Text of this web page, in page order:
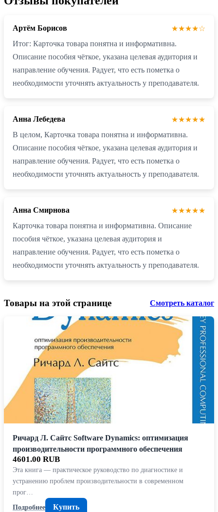
Артём Борисов
★★★★☆
Итог: Карточка товара понятна и информативна.
Описание пособия чёткое, указана целевая аудитория и
направление обучения. Радует, что есть пометка о
необходимости уточнять актуальность у преподавателя.
Анна Лебедева
★★★★★
В целом, Карточка товара понятна и информативна.
Описание пособия чёткое, указана целевая аудитория и
направление обучения. Радует, что есть пометка о
необходимости уточнять актуальность у преподавателя.
Анна Смирнова
★★★★★
Карточка товара понятна и информативна. Описание
пособия чёткое, указана целевая аудитория и
направление обучения. Радует, что есть пометка о
необходимости уточнять актуальность у преподавателя.
Товары на этой странице Смотреть каталог
Ричард Л. Сайтс Software Dynamics: оптимизация
производительности программного обеспечения
4601.00 RUB
Эта книга — практическое руководство по диагностике и
устранению проблем производительности в современном
прог…
Подробнее
Купить